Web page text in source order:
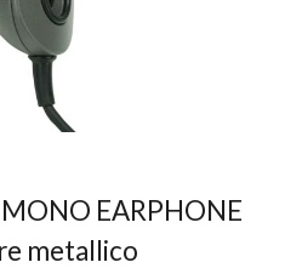
EARPHONE
metallico